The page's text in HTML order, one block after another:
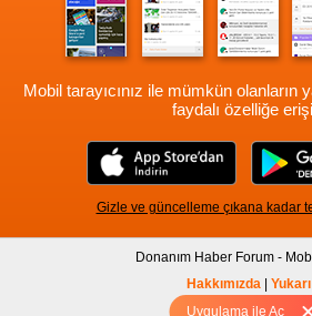
Uygulama ile Aç
Mobil tarayıcınız ile mümkün olanların
faydalı özelliğe
Gizle ve güncelleme çıkana kadar
Donanım Haber Forum -
Hakkımızda | Yukarı